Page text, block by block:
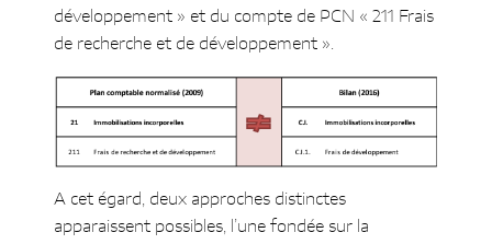
développement » et du compte de PCN « 211 Frais
de recherche et de développement ».
A cet égard, deux approches distinctes
apparaissent possibles, l’une fondée sur la